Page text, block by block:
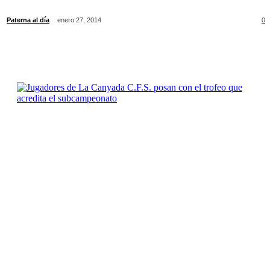
Paterna al día enero 27, 2014 0